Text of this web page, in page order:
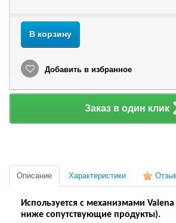
В корзину
Добавить в избранное
Заказ в один клик
Описание Характеристики
Используется с механизмами
ниже сопутствующие продукты).